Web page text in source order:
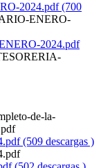
2024.pdf (700
ENERO-
2024.pdf
de-la-
(509 descargas )